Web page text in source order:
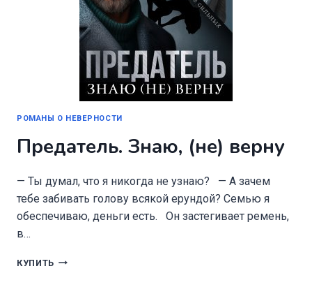
РОМАНЫ О НЕВЕРНОСТИ
Предатель. Знаю, (не) верну
— Ты думал, что я никогда не узнаю? — А зачем
тебе забивать голову всякой ерундой? Семью я
обеспечиваю, деньги есть. Он застегивает ремень,
в…
КУПИТЬ ПРЕДАТЕЛЬ.